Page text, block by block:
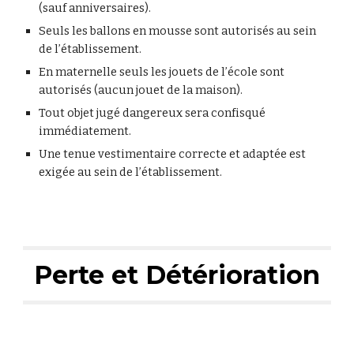
(sauf anniversaires).
Seuls les ballons en mousse sont autorisés au sein
de l’établissement.
En maternelle seuls les jouets de l’école sont
autorisés (aucun jouet de la maison).
Tout objet jugé dangereux sera confisqué
immédiatement.
Une tenue vestimentaire correcte et adaptée est
exigée au sein de l’établissement.
Perte et Détérioration